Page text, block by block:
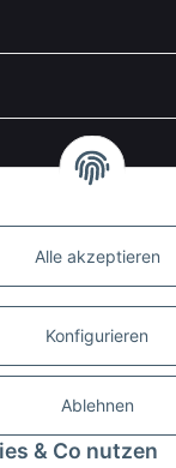
Alle akzeptieren
Konfigurieren
Ablehnen
& Co nutzen